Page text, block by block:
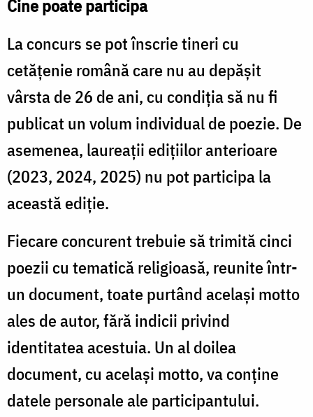
Cine poate participa
La concurs se pot înscrie tineri cu
cetățenie română care nu au depășit
vârsta de 26 de ani, cu condiția să nu fi
publicat un volum individual de poezie. De
asemenea, laureații edițiilor anterioare
(2023, 2024, 2025) nu pot participa la
această ediție.
Fiecare concurent trebuie să trimită cinci
poezii cu tematică religioasă, reunite într-
un document, toate purtând același motto
ales de autor, fără indicii privind
identitatea acestuia. Un al doilea
document, cu același motto, va conține
datele personale ale participantului.